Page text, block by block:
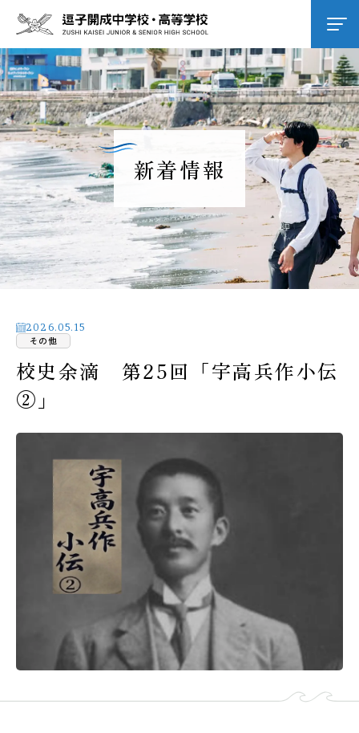
学校紹介
逗子開成の教育
学校生活
進路進学
受験生の皆様へ
卒業生の皆様へ
交通案内お問い合わせ 教員採用情報
よくある質問
みらい募金について
当サイトについて個人情報保護方針 サイトマップ ENGLISH
新着情報
2026.05.15
その他
校史余滴 第25回「宇高兵作小伝
②」